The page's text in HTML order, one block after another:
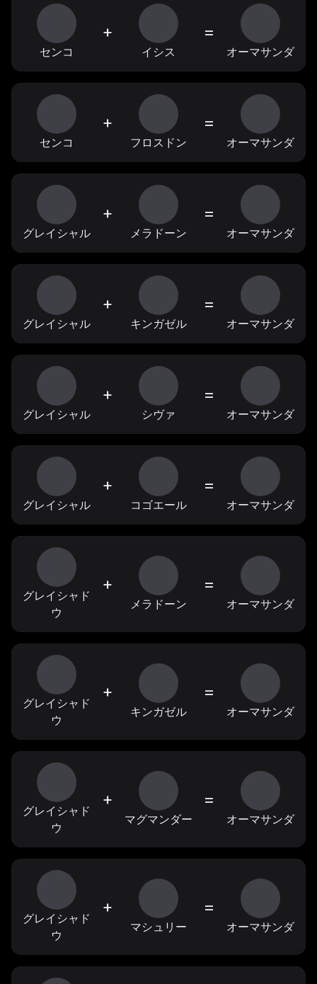
センコ
+
イシス
=
オーマサンダ
センコ
+
フロスドン
=
オーマサンダ
グレイシャル
+
メラドーン
=
オーマサンダ
グレイシャル
+
キンガゼル
=
オーマサンダ
グレイシャル
+
シヴァ
=
オーマサンダ
グレイシャル
+
コゴエール
=
オーマサンダ
グレイシャド
ウ
+
メラドーン
=
オーマサンダ
グレイシャド
ウ
+
キンガゼル
=
オーマサンダ
グレイシャド
ウ
+
マグマンダー
=
オーマサンダ
グレイシャド
ウ
+
マシュリー
=
オーマサンダ